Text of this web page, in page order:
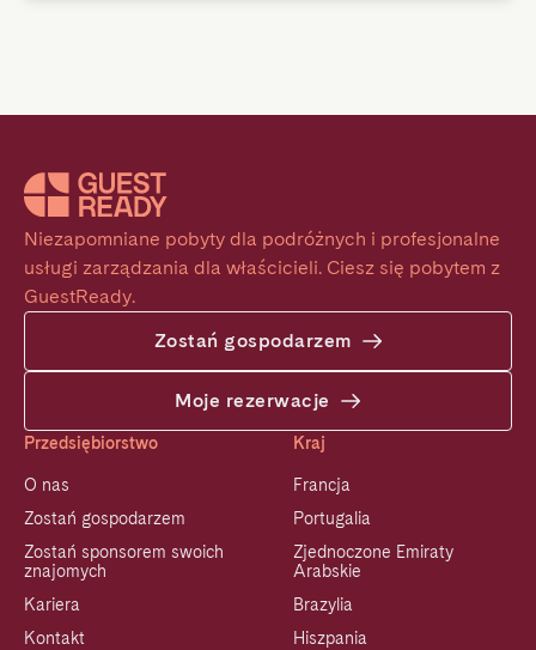
Niezapomniane pobyty dla podróżnych i profesjonalne
usługi zarządzania dla właścicieli. Ciesz się pobytem z
GuestReady.
Zostań gospodarzem
Moje rezerwacje
Przedsiębiorstwo
O nas
Zostań gospodarzem
Zostań sponsorem swoich
znajomych
Kariera
Kontakt
Kraj
Francja
Portugalia
Zjednoczone Emiraty
Arabskie
Brazylia
Hiszpania